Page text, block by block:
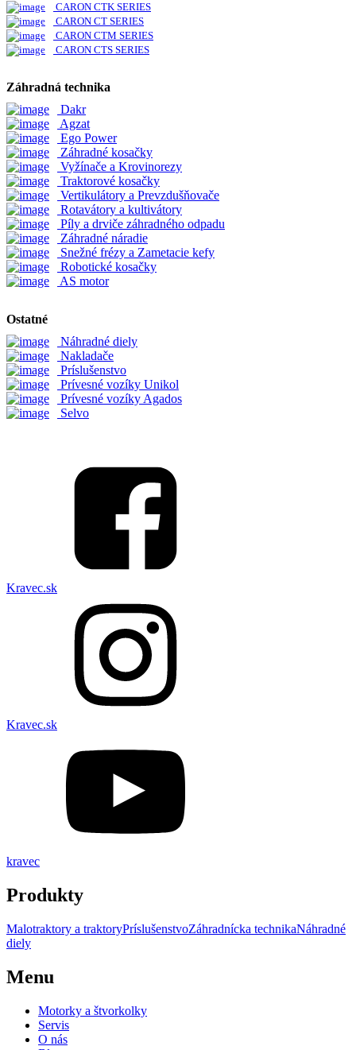
CARON CTK SERIES
CARON CT SERIES
CARON CTM SERIES
CARON CTS SERIES
Záhradná technika
Dakr
Agzat
Ego Power
Záhradné kosačky
Vyžínače a Krovinorezy
Traktorové kosačky
Vertikulátory a Prevzdušňovače
Rotavátory a kultivátory
Píly a drviče záhradného odpadu
Záhradné náradie
Snežné frézy a Zametacie kefy
Robotické kosačky
AS motor
Ostatné
Náhradné diely
Nakladače
Príslušenstvo
Prívesné vozíky Unikol
Prívesné vozíky Agados
Selvo
Kravec.sk
Kravec.sk
kravec
Produkty
Malotraktory a traktoryPríslušenstvoZáhradnícka technikaNáhradné
diely
Menu
Motorky a štvorkolky
Servis
O nás